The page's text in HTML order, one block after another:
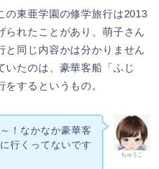
の東亜学園の修学旅行は2013
られたことがあり、萌子さん
と同じ内容かは分かりません
いたのは、豪華客船「ふじ
するというもの。
ちゅうこ
！なかなか豪華客
行くってないです